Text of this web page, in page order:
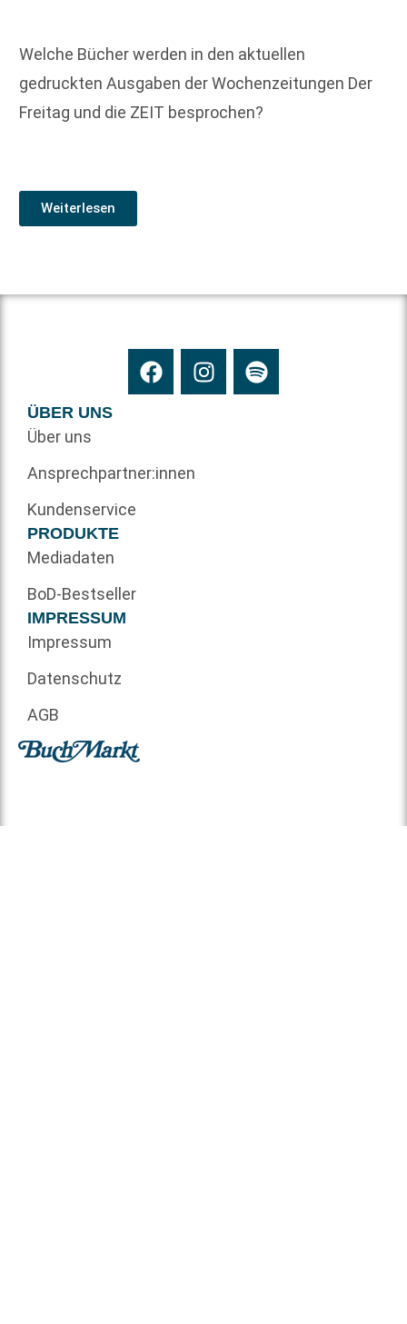
Welche Bücher werden in den aktuellen
gedruckten Ausgaben der Wochenzeitungen Der
Freitag und die ZEIT besprochen?
Weiterlesen
ÜBER UNS
Über uns
Ansprechpartner:innen
Kundenservice
PRODUKTE
Mediadaten
BoD-Bestseller
IMPRESSUM
Impressum
Datenschutz
AGB